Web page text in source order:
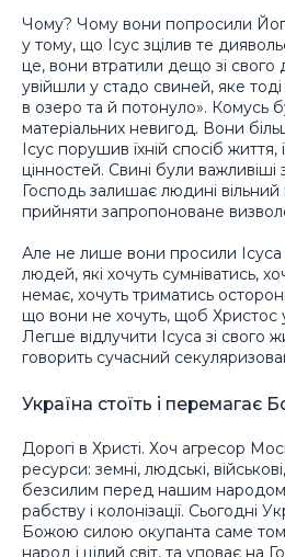
Чому? Чому вони попросили
у тому, що Ісус зцілив те
це, вони втратили дещо зі
увійшли у стадо свиней, яке тоді
в озеро та й потонуло». Комусь
матеріальних невигод. Вони
Ісус порушив їхній спосіб
цінностей. Свині були
Господь залишає людині
прийняти запропоноване
Але не лише вони просили Ісуса
людей, які хочуть сумніватись,
немає, хочуть триматись
що вони не хочуть, щоб Христос
Легше відлучити Ісуса зі свого
говорить сучасний
Україна стоїть і перемагає
Дорогі в Христі. Хоч агресор
ресурси: земні, людські,
безсилим перед нашим народом,
рабству і колонізації. Сьогодні
Божою силою окупанта саме
народ і цілий світ, та уповає на